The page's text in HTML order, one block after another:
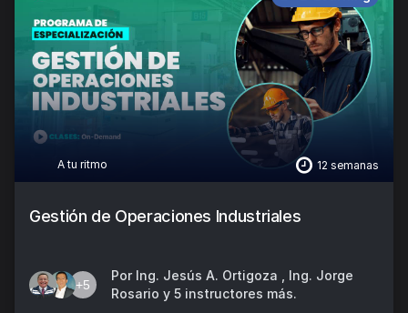
A tu ritmo 12 semanas
Gestión de Operaciones Industriales
+5
Por Ing. Jesús A. Ortigoza , Ing. Jorge
Rosario y 5 instructores más.